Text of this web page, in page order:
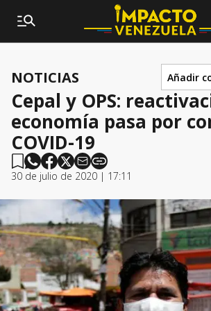
NOTICIAS Añadir
Cepal y OPS:
economía pasa por
COVID-19
30 de julio de 2020 | 17:11